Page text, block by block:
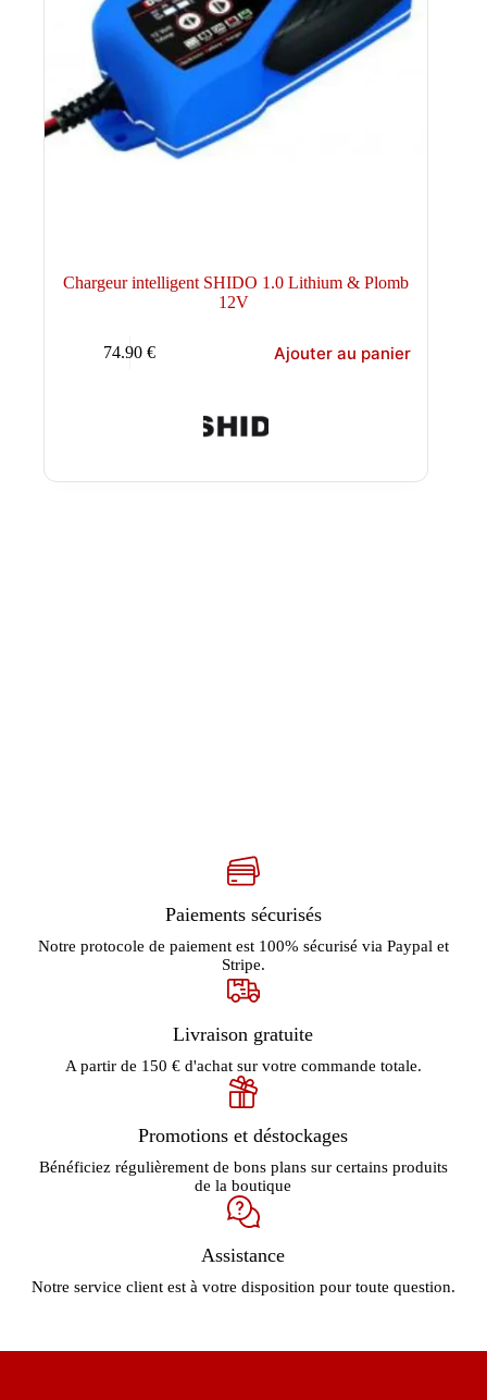
Chargeur intelligent SHIDO 1.0 Lithium & Plomb
12V
74.90€ Ajouter au panier
Paiements sécurisés
Notre protocole de paiement est 100% sécurisé via Paypal et
Stripe.
Livraison gratuite
A partir de 150 € d'achat sur votre commande totale.
Promotions et déstockages
Bénéficiez régulièrement de bons plans sur certains produits
de la boutique
Assistance
Notre service client est à votre disposition pour toute question.